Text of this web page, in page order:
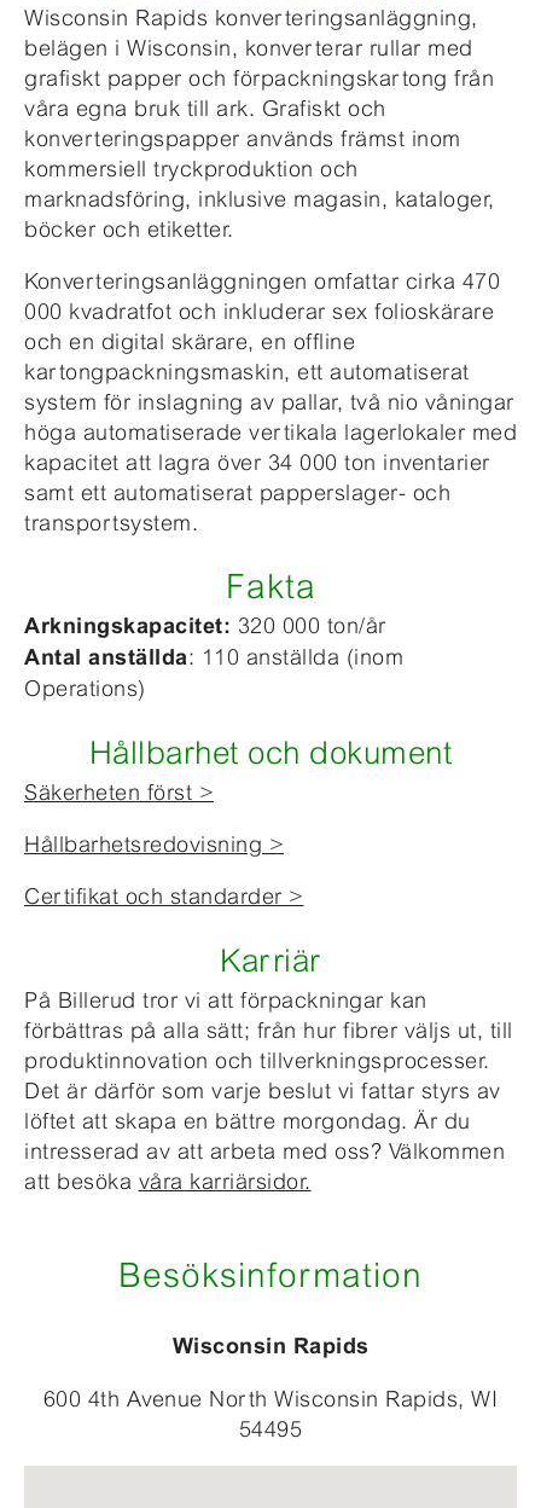
Wisconsin Rapids konverteringsanläggning,
belägen i Wisconsin, konverterar rullar med
grafiskt papper och förpackningskartong från
våra egna bruk till ark. Grafiskt och
konverteringspapper används främst inom
kommersiell tryckproduktion och
marknadsföring, inklusive magasin, kataloger,
böcker och etiketter.
Konverteringsanläggningen omfattar cirka 470
000 kvadratfot och inkluderar sex folioskärare
och en digital skärare, en offline
kartongpackningsmaskin, ett automatiserat
system för inslagning av pallar, två nio våningar
höga automatiserade vertikala lagerlokaler med
kapacitet att lagra över 34 000 ton inventarier
samt ett automatiserat papperslager- och
transportsystem.
Fakta
Arkningskapacitet: 320 000 ton/år
Antal anställda: 110 anställda (inom
Operations)
Hållbarhet och dokument
Säkerheten först >
Hållbarhetsredovisning >
Certifikat och standarder >
Karriär
På Billerud tror vi att förpackningar kan
förbättras på alla sätt; från hur fibrer väljs ut, till
produktinnovation och tillverkningsprocesser.
Det är därför som varje beslut vi fattar styrs av
löftet att skapa en bättre morgondag. Är du
intresserad av att arbeta med oss? Välkommen
att besöka våra karriärsidor.
Besöksinformation
Wisconsin Rapids
600 4th Avenue North Wisconsin Rapids, WI
54495